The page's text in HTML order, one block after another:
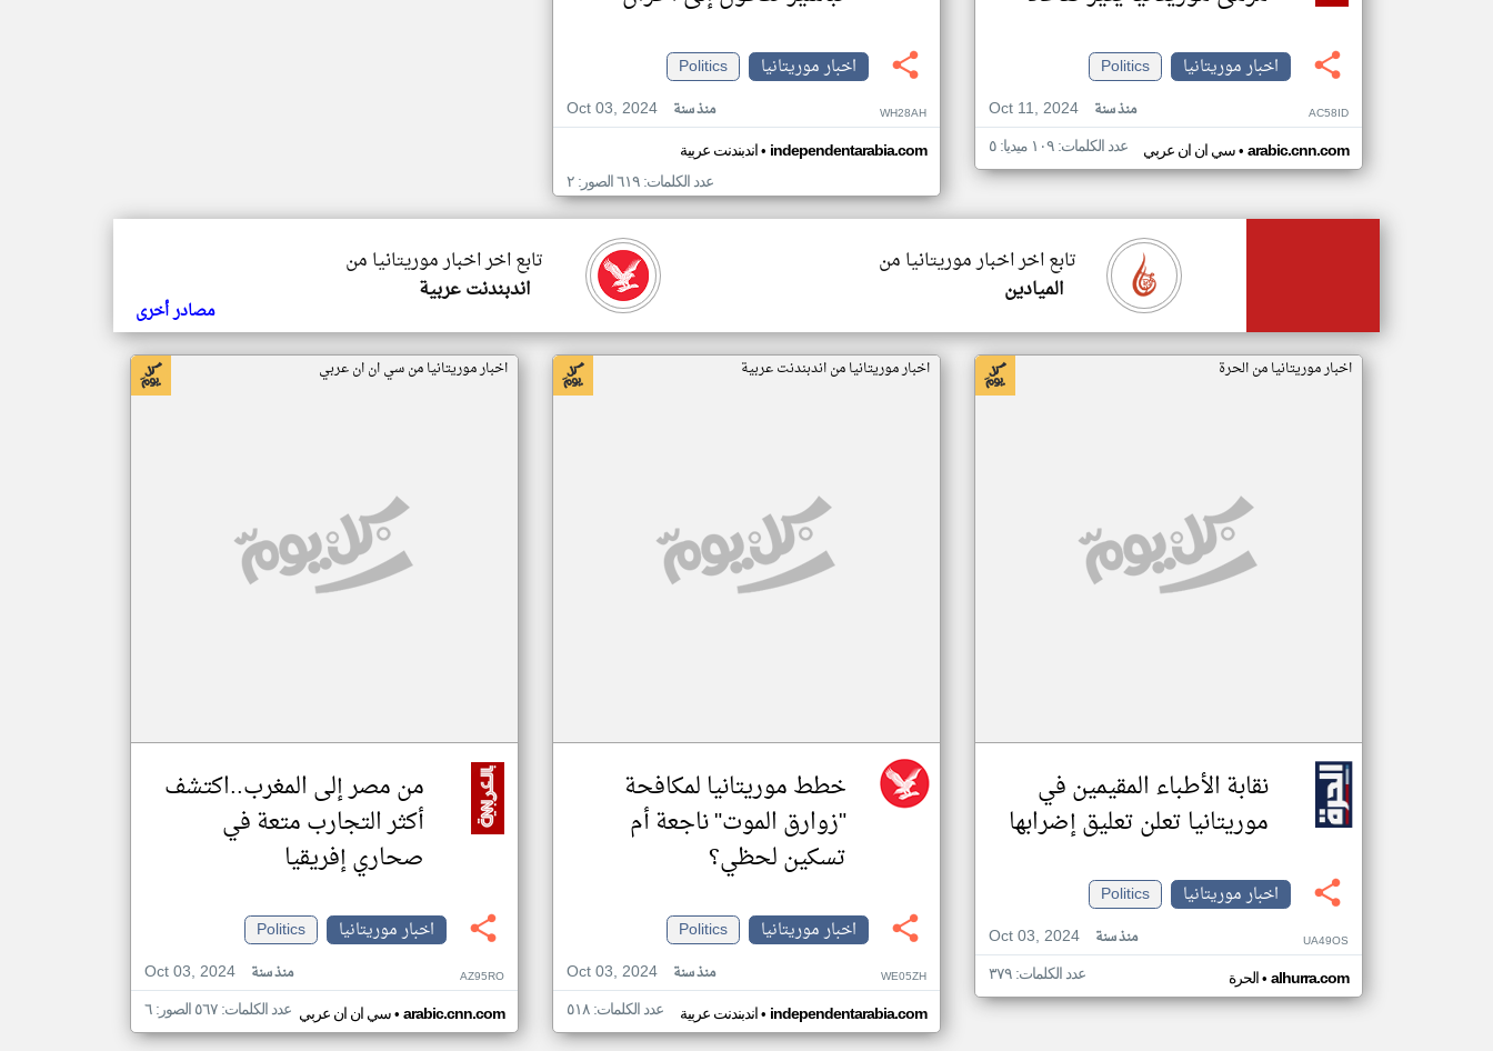
اخبار موريتانيا
Politics
Oct 11, 2024
منذ سنة AC58ID
سي ان ان عربي• arabic.cnn.com عدد الكلمات: ١٠٩ ميديا: ٥
اخبار موريتانيا
Politics
Oct 03, 2024
منذ سنة WH28AH
اندبندنت عربية• independentarabia.com
عدد الكلمات: ٦١٩ الصور: ٢
تابع اخر اخبار موريتانيا من
اندبندنت عربية
تابع اخر اخبار موريتانيا من
الميادين
مصادر أخرى
اخبار موريتانيا من الحرة
نقابة الأطباء المقيمين في
موريتانيا تعلن تعليق إضرابها
اخبار موريتانيا
Politics
Oct 03, 2024
منذ سنة UA49OS
الحرة• alhurra.com عدد الكلمات: ٣٧٩
اخبار موريتانيا من اندبندنت عربية
خطط موريتانيا لمكافحة
"زوارق الموت" ناجعة أم
تسكين لحظي؟
اخبار موريتانيا
Politics
Oct 03, 2024
منذ سنة WE05ZH
اندبندنت عربية• independentarabia.com عدد الكلمات: ٥١٨
اخبار موريتانيا من سي ان ان عربي
من مصر إلى المغرب..اكتشف
أكثر التجارب متعة في
صحاري إفريقيا
اخبار موريتانيا
Politics
Oct 03, 2024
منذ سنة AZ95RO
سي ان ان عربي• arabic.cnn.com عدد الكلمات: ٥٦٧ الصور: ٦